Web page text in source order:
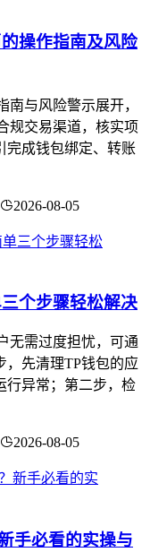
操作指南及风险
南与风险警示展开，
规交易渠道，核实项
完成钱包绑定、转账
2026-08-05
个步骤轻松解决
无需过度担忧，可通
，先清理TP钱包的应
行异常；第二步，检
2026-08-05
手必看的实操与